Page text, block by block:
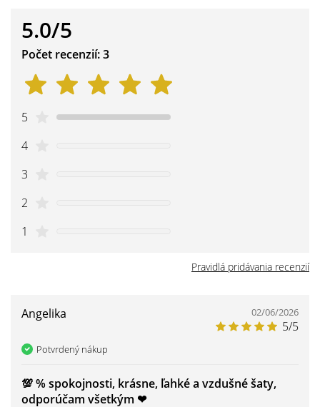
5.0/5
Počet recenzií: 3
5
4
3
2
1
Pravidlá pridávania recenzií
Angelika 02/06/2026
5/5
Potvrdený nákup
💯 % spokojnosti, krásne, ľahké a vzdušné šaty,
odporúčam všetkým ❤ ️